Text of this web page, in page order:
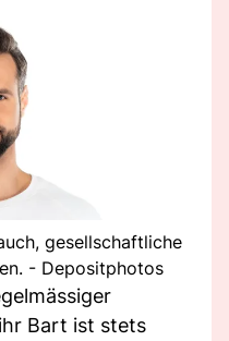
gesellschaftliche
- Depositphotos
Bart ist stets